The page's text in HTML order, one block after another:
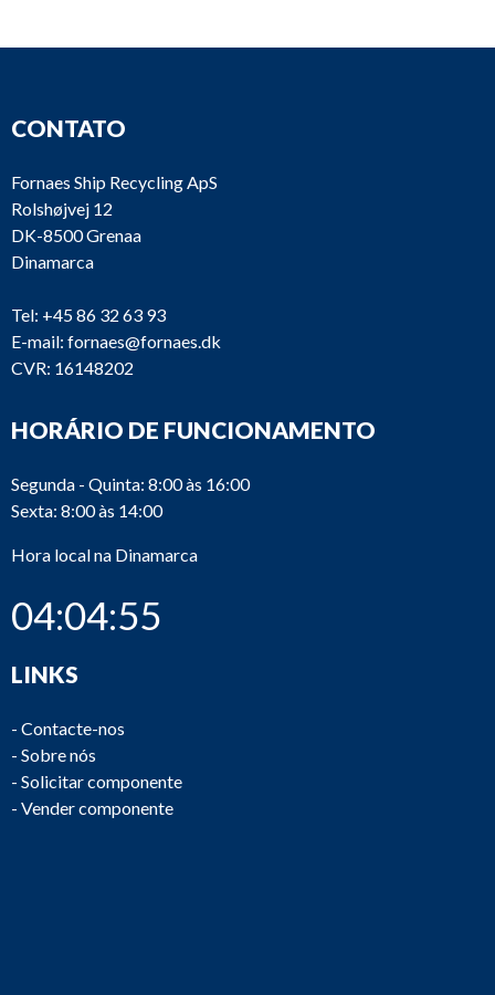
CONTATO
Fornaes Ship Recycling ApS
Rolshøjvej 12
DK-8500 Grenaa
Dinamarca
Tel: +45 86 32 63 93
E-mail: fornaes@fornaes.dk
CVR: 16148202
HORÁRIO DE FUNCIONAMENTO
Segunda - Quinta: 8:00 às 16:00
Sexta: 8:00 às 14:00
Hora local na Dinamarca
04:04:55
LINKS
- Contacte-nos
- Sobre nós
- Solicitar componente
- Vender componente